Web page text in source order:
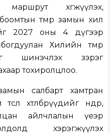
хөгжүүлэх,
төмөр замын хил
2027 оны 4 дүгээр
Хилийн төмөр
шинэчлэх зэрэг
тохиролцлоо.
салбарт хамтран
хөтөлбөрүүдийг өндөр,
айлчлалын үеэр
хэрэгжүүлэх